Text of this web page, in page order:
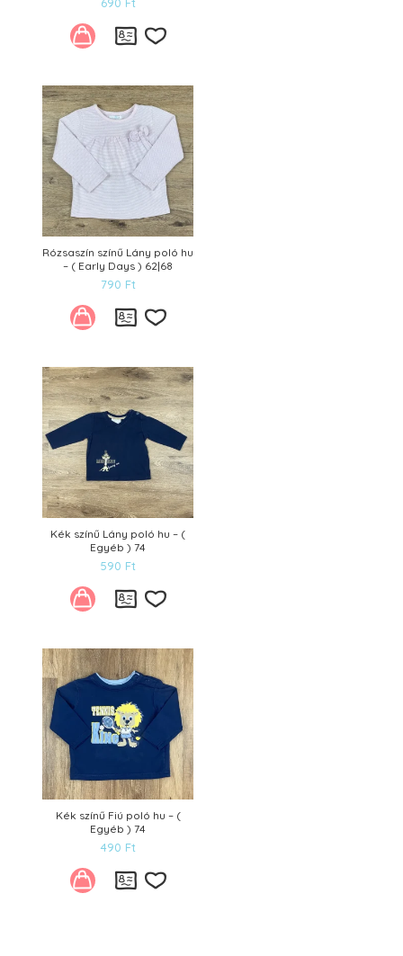
Kívánságlistára
Rózsaszín színű Lány poló hu
– ( Early Days ) 62|68
790 Ft
Kívánságlistára
Kék színű Lány poló hu – (
Egyéb ) 74
590 Ft
Kívánságlistára
Kék színű Fiú poló hu – (
Egyéb ) 74
490 Ft